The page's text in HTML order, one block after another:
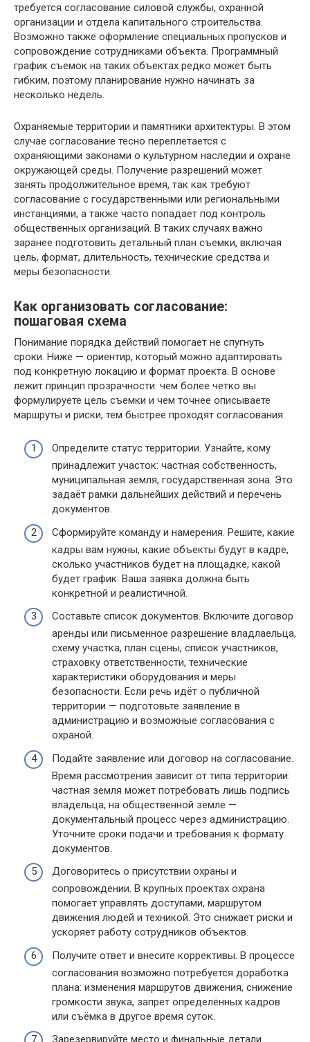
требуется согласование силовой службы, охранной
организации и отдела капитального строительства.
Возможно также оформление специальных пропусков и
сопровождение сотрудниками объекта. Программный
график съемок на таких объектах редко может быть
гибким, поэтому планирование нужно начинать за
несколько недель.
Охраняемые территории и памятники архитектуры. В этом
случае согласование тесно переплетается с
охраняющими законами о культурном наследии и охране
окружающей среды. Получение разрешений может
занять продолжительное время, так как требуют
согласование с государственными или региональными
инстанциями, а также часто попадает под контроль
общественных организаций. В таких случаях важно
заранее подготовить детальный план съемки, включая
цель, формат, длительность, технические средства и
меры безопасности.
Как организовать согласование:
пошаговая схема
Понимание порядка действий помогает не спугнуть
сроки. Ниже — ориентир, который можно адаптировать
под конкретную локацию и формат проекта. В основе
лежит принцип прозрачности: чем более четко вы
формулируете цель съемки и чем точнее описываете
маршруты и риски, тем быстрее проходят согласования.
Определите статус территории. Узнайте, кому
принадлежит участок: частная собственность,
муниципальная земля, государственная зона. Это
задаёт рамки дальнейших действий и перечень
документов.
Сформируйте команду и намерения. Решите, какие
кадры вам нужны, какие объекты будут в кадре,
сколько участников будет на площадке, какой
будет график. Ваша заявка должна быть
конкретной и реалистичной.
Составьте список документов. Включите договор
аренды или письменное разрешение владлаельца,
схему участка, план сцены, список участников,
страховку ответственности, технические
характеристики оборудования и меры
безопасности. Если речь идёт о публичной
территории — подготовьте заявление в
администрацию и возможные согласования с
охраной.
Подайте заявление или договор на согласование.
Время рассмотрения зависит от типа территории:
частная земля может потребовать лишь подпись
владельца, на общественной земле —
документальный процесс через администрацию.
Уточните сроки подачи и требования к формату
документов.
Договоритесь о присутствии охраны и
сопровождении. В крупных проектах охрана
помогает управлять доступами, маршрутом
движения людей и техникой. Это снижает риски и
ускоряет работу сотрудников объектов.
Получите ответ и внесите коррективы. В процессе
согласования возможно потребуется доработка
плана: изменения маршрутов движения, снижение
громкости звука, запрет определённых кадров
или съёмка в другое время суток.